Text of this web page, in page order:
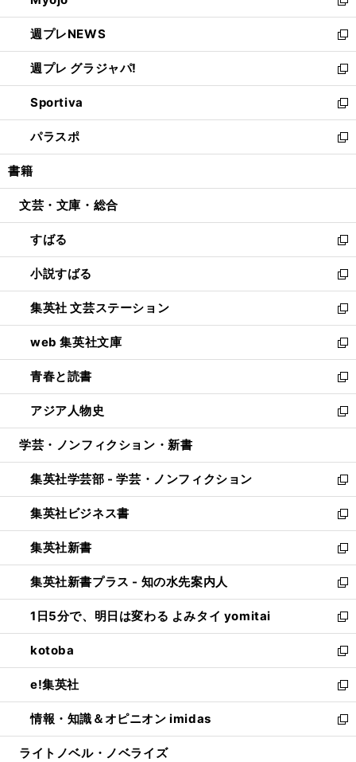
開
く
ウ
で
開
く
ン
ド
ウ
で
開
く
新
し
い
ウ
ィ
ン
ド
ウ
で
開
週プレNEWS
新
し
い
ウ
ィ
ン
ド
ウ
開
週プレ グラジャパ!
新
し
い
ウ
ィ
ン
ウ
開
く
Sportiva
新
し
い
ウ
ン
ウ
で
開
く
パラスポ
新
し
ウ
ン
ド
ウ
で
開
く
書籍
文芸・文庫・総合
すばる
新
し
い
ウ
ィ
ン
ド
ウ
で
開
く
小説すばる
新
し
い
ウ
ィ
ン
ド
ウ
で
開
集英社 文芸ステーション
新
し
い
ウ
ィ
ン
ド
ウ
開
く
web 集英社文庫
新
し
い
ウ
ィ
ン
ウ
で
開
く
青春と読書
新
し
い
ウ
ン
ド
ウ
で
開
く
アジア人物史
新
し
ウ
ィ
ン
ド
ウ
で
開
く
学芸・ノンフィクション・新書
集英社学芸部 - 学芸・ノンフィクション
新
し
い
ウ
ィ
ン
ド
ウ
で
開
く
集英社ビジネス書
新
し
い
ウ
ィ
ン
ド
ウ
で
開
く
集英社新書
新
し
い
ウ
ィ
ン
ド
ウ
で
開
く
集英社新書プラス - 知の水先案内人
新
し
い
ウ
ィ
ン
ド
ウ
で
開
1日5分で、明日は変わる よみタイ yomitai
新
し
い
ウ
ィ
ン
ド
ウ
kotoba
新
し
い
ウ
ィ
ン
e!集英社
新
し
い
ウ
情報・知識＆オピニオン imidas
新
し
ライトノベル・ノベライズ